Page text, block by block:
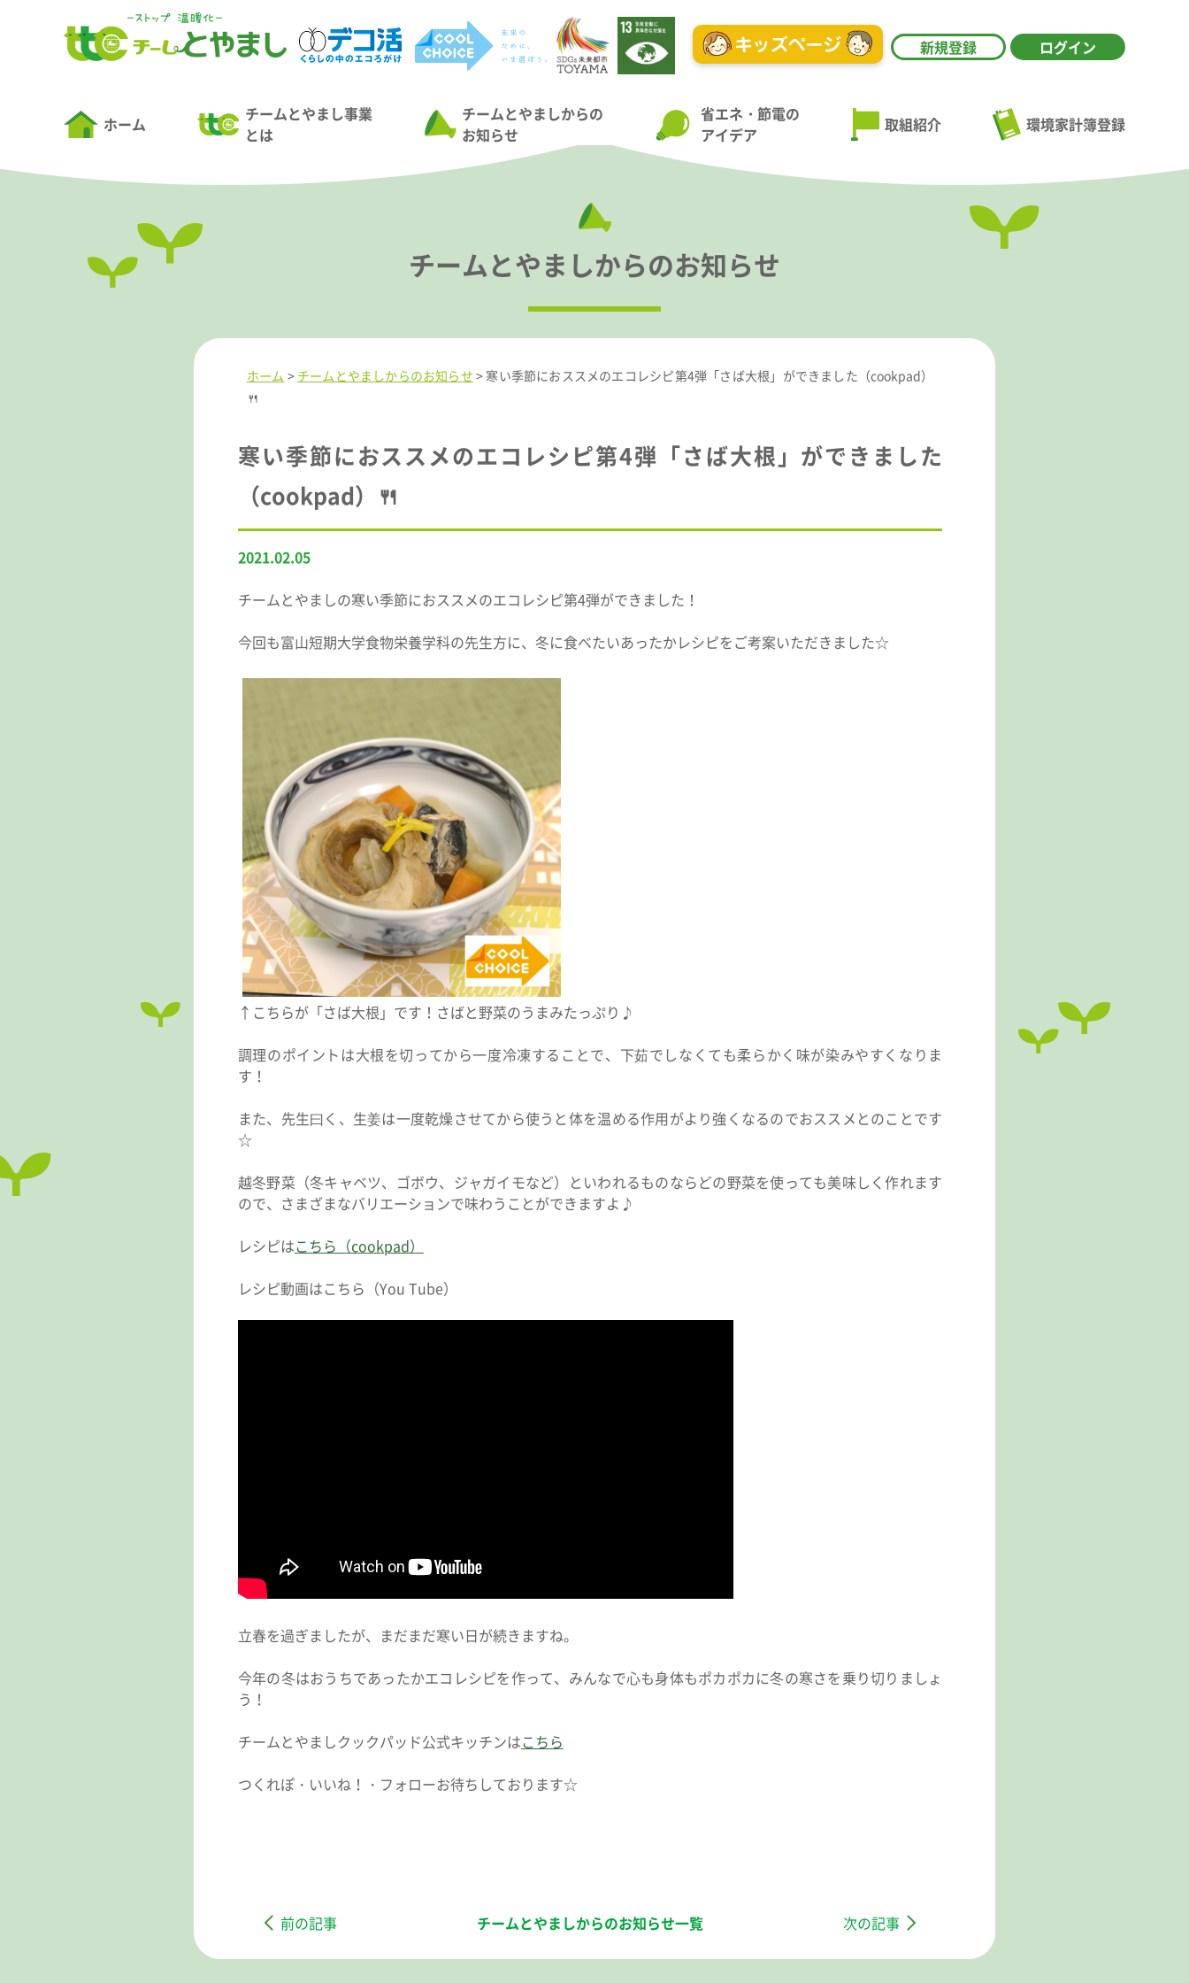
新規登録 ログイン
ホーム
チームとやまし事業
とは
チームとやましからの
お知らせ
省エネ・節電の
アイデア
取組紹介 環境家計簿登録
チームとやましからのお知らせ
ホーム > チームとやましからのお知らせ >寒い季節におススメのエコレシピ第4弾「さば大根」ができました（cookpad）
🍴
寒い季節におススメのエコレシピ第4弾「さば大根」ができました
（cookpad）🍴
2021.02.05
チームとやましの寒い季節におススメのエコレシピ第4弾ができました！
今回も富山短期大学食物栄養学科の先生方に、冬に食べたいあったかレシピをご考案いただきました☆
↑こちらが「さば大根」です！さばと野菜のうまみたっぷり♪
調理のポイントは大根を切ってから一度冷凍することで、下茹でしなくても柔らかく味が染みやすくなりま
す！
また、先生曰く、生姜は一度乾燥させてから使うと体を温める作用がより強くなるのでおススメとのことです
☆
越冬野菜（冬キャベツ、ゴボウ、ジャガイモなど）といわれるものならどの野菜を使っても美味しく作れます
ので、さまざまなバリエーションで味わうことができますよ♪
レシピはこちら（cookpad）
レシピ動画はこちら（You Tube）
立春を過ぎましたが、まだまだ寒い日が続きますね。
今年の冬はおうちであったかエコレシピを作って、みんなで心も身体もポカポカに冬の寒さを乗り切りましょ
う！
チームとやましクックパッド公式キッチンはこちら
つくれぽ・いいね！・フォローお待ちしております☆
前の記事 チームとやましからのお知らせ一覧 次の記事